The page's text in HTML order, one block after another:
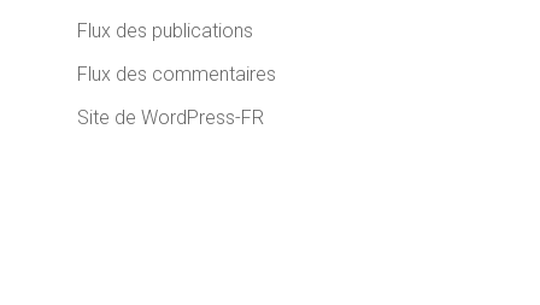
Flux des publications
Flux des commentaires
Site de WordPress-FR